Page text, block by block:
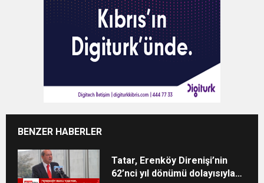
BENZER HABERLER
Tatar, Erenköy Direnişi’nin
62’nci yıl dönümü dolayısıyla